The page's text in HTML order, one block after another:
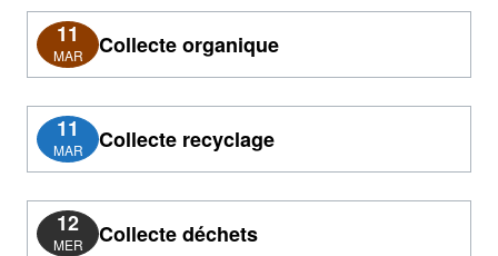
11
MAR Collecte organique
11
MAR Collecte recyclage
12
MER Collecte déchets